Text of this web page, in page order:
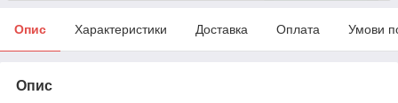
Опис Характеристики Доставка Оплата Умови
Опис